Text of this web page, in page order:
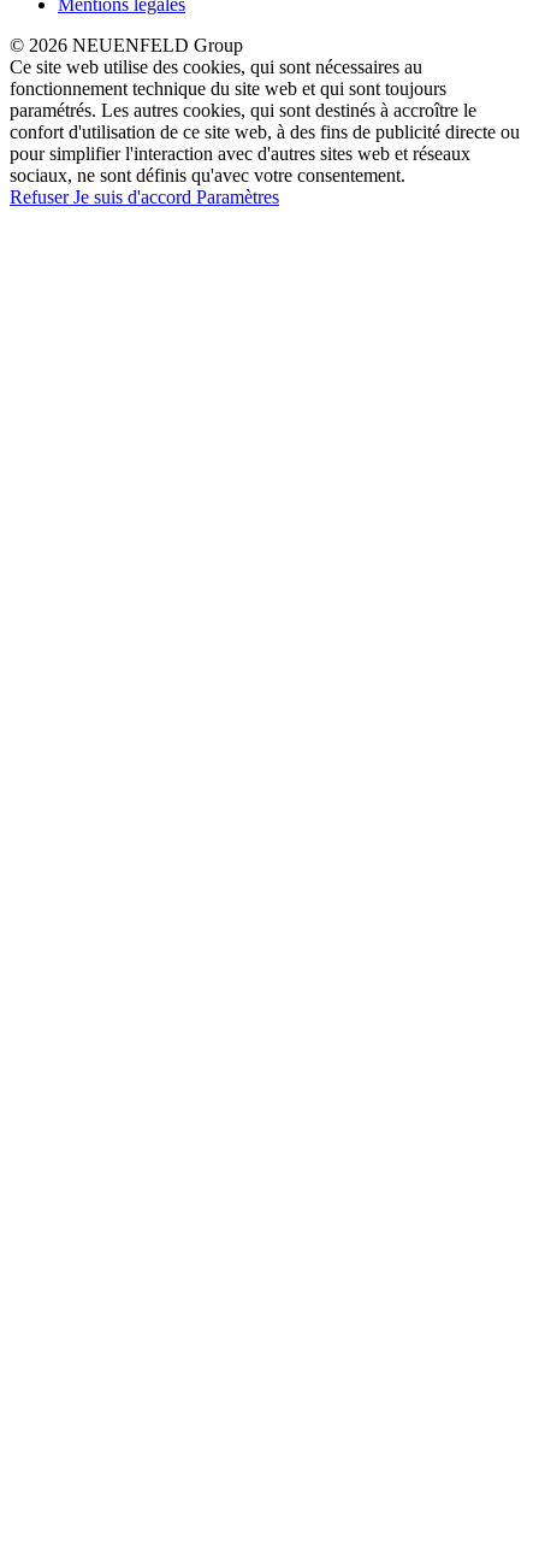
© 2026 NEUENFELD Group
Ce site web utilise des cookies, qui sont nécessaires au
fonctionnement technique du site web et qui sont toujours
paramétrés. Les autres cookies, qui sont destinés à accroître le
confort d'utilisation de ce site web, à des fins de publicité directe ou
pour simplifier l'interaction avec d'autres sites web et réseaux
sociaux, ne sont définis qu'avec votre consentement.
RefuserJe suis d'accord Paramètres